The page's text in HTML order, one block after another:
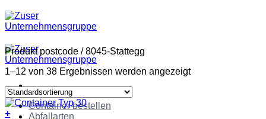
Zum
Inhalt
springen
Container bestellen
Abfallarten
Produkt postcode /8045-Stattegg
1–12 von 38 Ergebnissen werden angezeigt
+